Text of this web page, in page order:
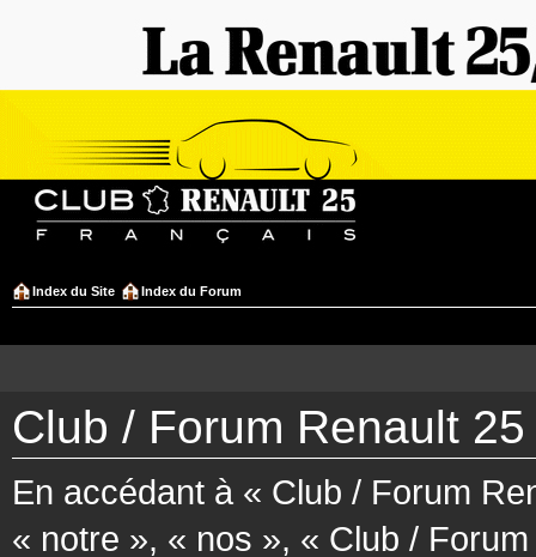
Index du Site Index du Forum
Club / Forum Renault
En accédant à « Club / Forum
« notre », « nos », « Club /